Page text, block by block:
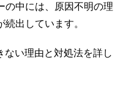
の中には、原因不明の理
出しています。
ない理由と対処法を詳し